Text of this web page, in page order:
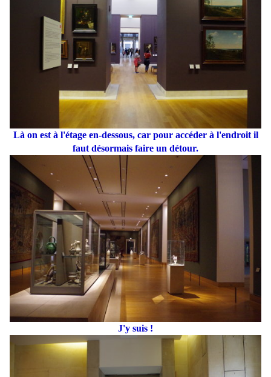
Là on est à l'étage en-dessous, car pour accéder à l'endroit il
faut désormais faire un détour.
J'y suis !